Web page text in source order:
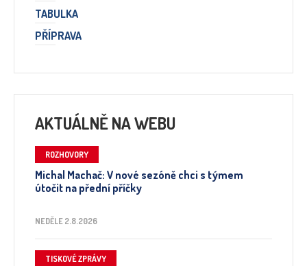
TABULKA
PŘÍPRAVA
AKTUÁLNĚ NA WEBU
ROZHOVORY
Michal Machač: V nové sezóně chci s týmem
útočit na přední příčky
NEDĚLE 2.8.2026
TISKOVÉ ZPRÁVY